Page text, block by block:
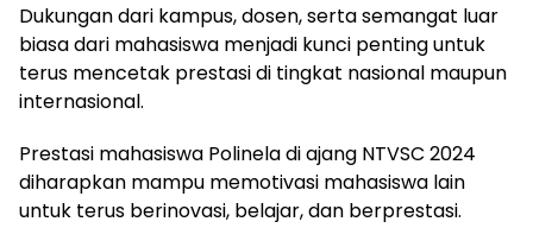
Dukungan dari kampus, dosen, serta semangat luar
biasa dari mahasiswa menjadi kunci penting untuk
terus mencetak prestasi di tingkat nasional maupun
internasional.
Prestasi mahasiswa Polinela di ajang NTVSC 2024
diharapkan mampu memotivasi mahasiswa lain
untuk terus berinovasi, belajar, dan berprestasi.